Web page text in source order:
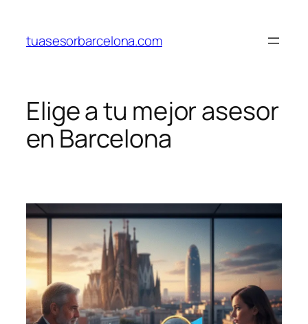
contenido
tuasesorbarcelona.com
Elige a tu mejor asesor
en Barcelona